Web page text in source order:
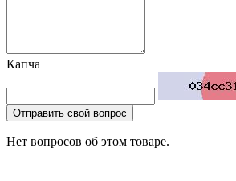
Капча
Отправить свой вопрос
Нет вопросов об этом товаре.